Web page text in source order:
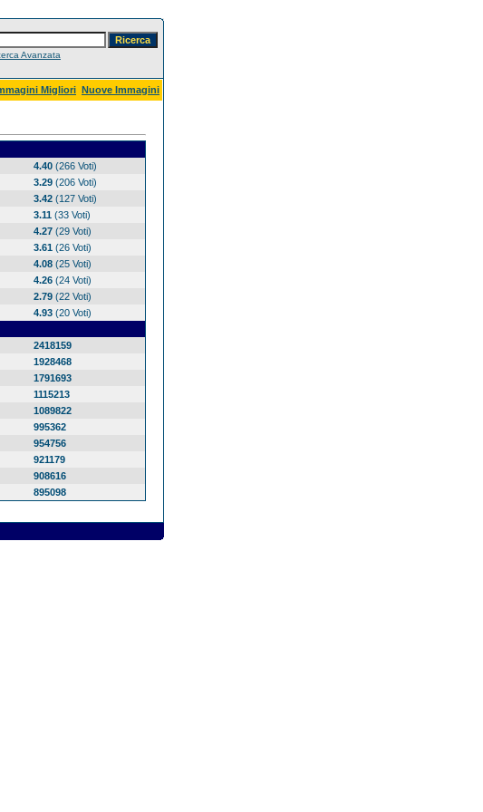
Avanzata
Migliori Nuove Immagini
4.40 (266 Voti)
3.29 (206 Voti)
3.42 (127 Voti)
3.11 (33 Voti)
4.27 (29 Voti)
3.61 (26 Voti)
4.08 (25 Voti)
4.26 (24 Voti)
2.79 (22 Voti)
4.93 (20 Voti)
2418159
1928468
1791693
1115213
1089822
995362
954756
921179
908616
895098